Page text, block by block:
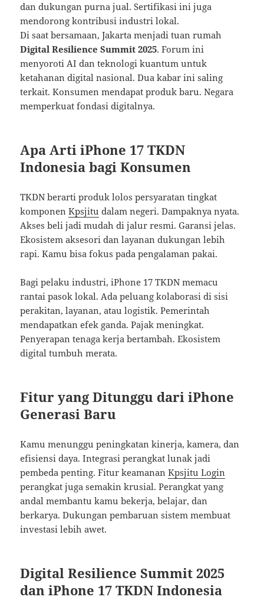
dan dukungan purna jual. Sertifikasi ini juga
mendorong kontribusi industri lokal.
Di saat bersamaan, Jakarta menjadi tuan rumah
Digital Resilience Summit 2025. Forum ini
menyoroti AI dan teknologi kuantum untuk
ketahanan digital nasional. Dua kabar ini saling
terkait. Konsumen mendapat produk baru. Negara
memperkuat fondasi digitalnya.
Apa Arti iPhone 17 TKDN
Indonesia bagi Konsumen
TKDN berarti produk lolos persyaratan tingkat
komponenKpsjitu dalam negeri. Dampaknya nyata.
Akses beli jadi mudah di jalur resmi. Garansi jelas.
Ekosistem aksesori dan layanan dukungan lebih
rapi. Kamu bisa fokus pada pengalaman pakai.
Bagi pelaku industri, iPhone 17 TKDN memacu
rantai pasok lokal. Ada peluang kolaborasi di sisi
perakitan, layanan, atau logistik. Pemerintah
mendapatkan efek ganda. Pajak meningkat.
Penyerapan tenaga kerja bertambah. Ekosistem
digital tumbuh merata.
Fitur yang Ditunggu dari iPhone
Generasi Baru
Kamu menunggu peningkatan kinerja, kamera, dan
efisiensi daya. Integrasi perangkat lunak jadi
pembeda penting. Fitur keamananKpsjitu Login
perangkat juga semakin krusial. Perangkat yang
andal membantu kamu bekerja, belajar, dan
berkarya. Dukungan pembaruan sistem membuat
investasi lebih awet.
Digital Resilience Summit 2025
dan iPhone 17 TKDN Indonesia